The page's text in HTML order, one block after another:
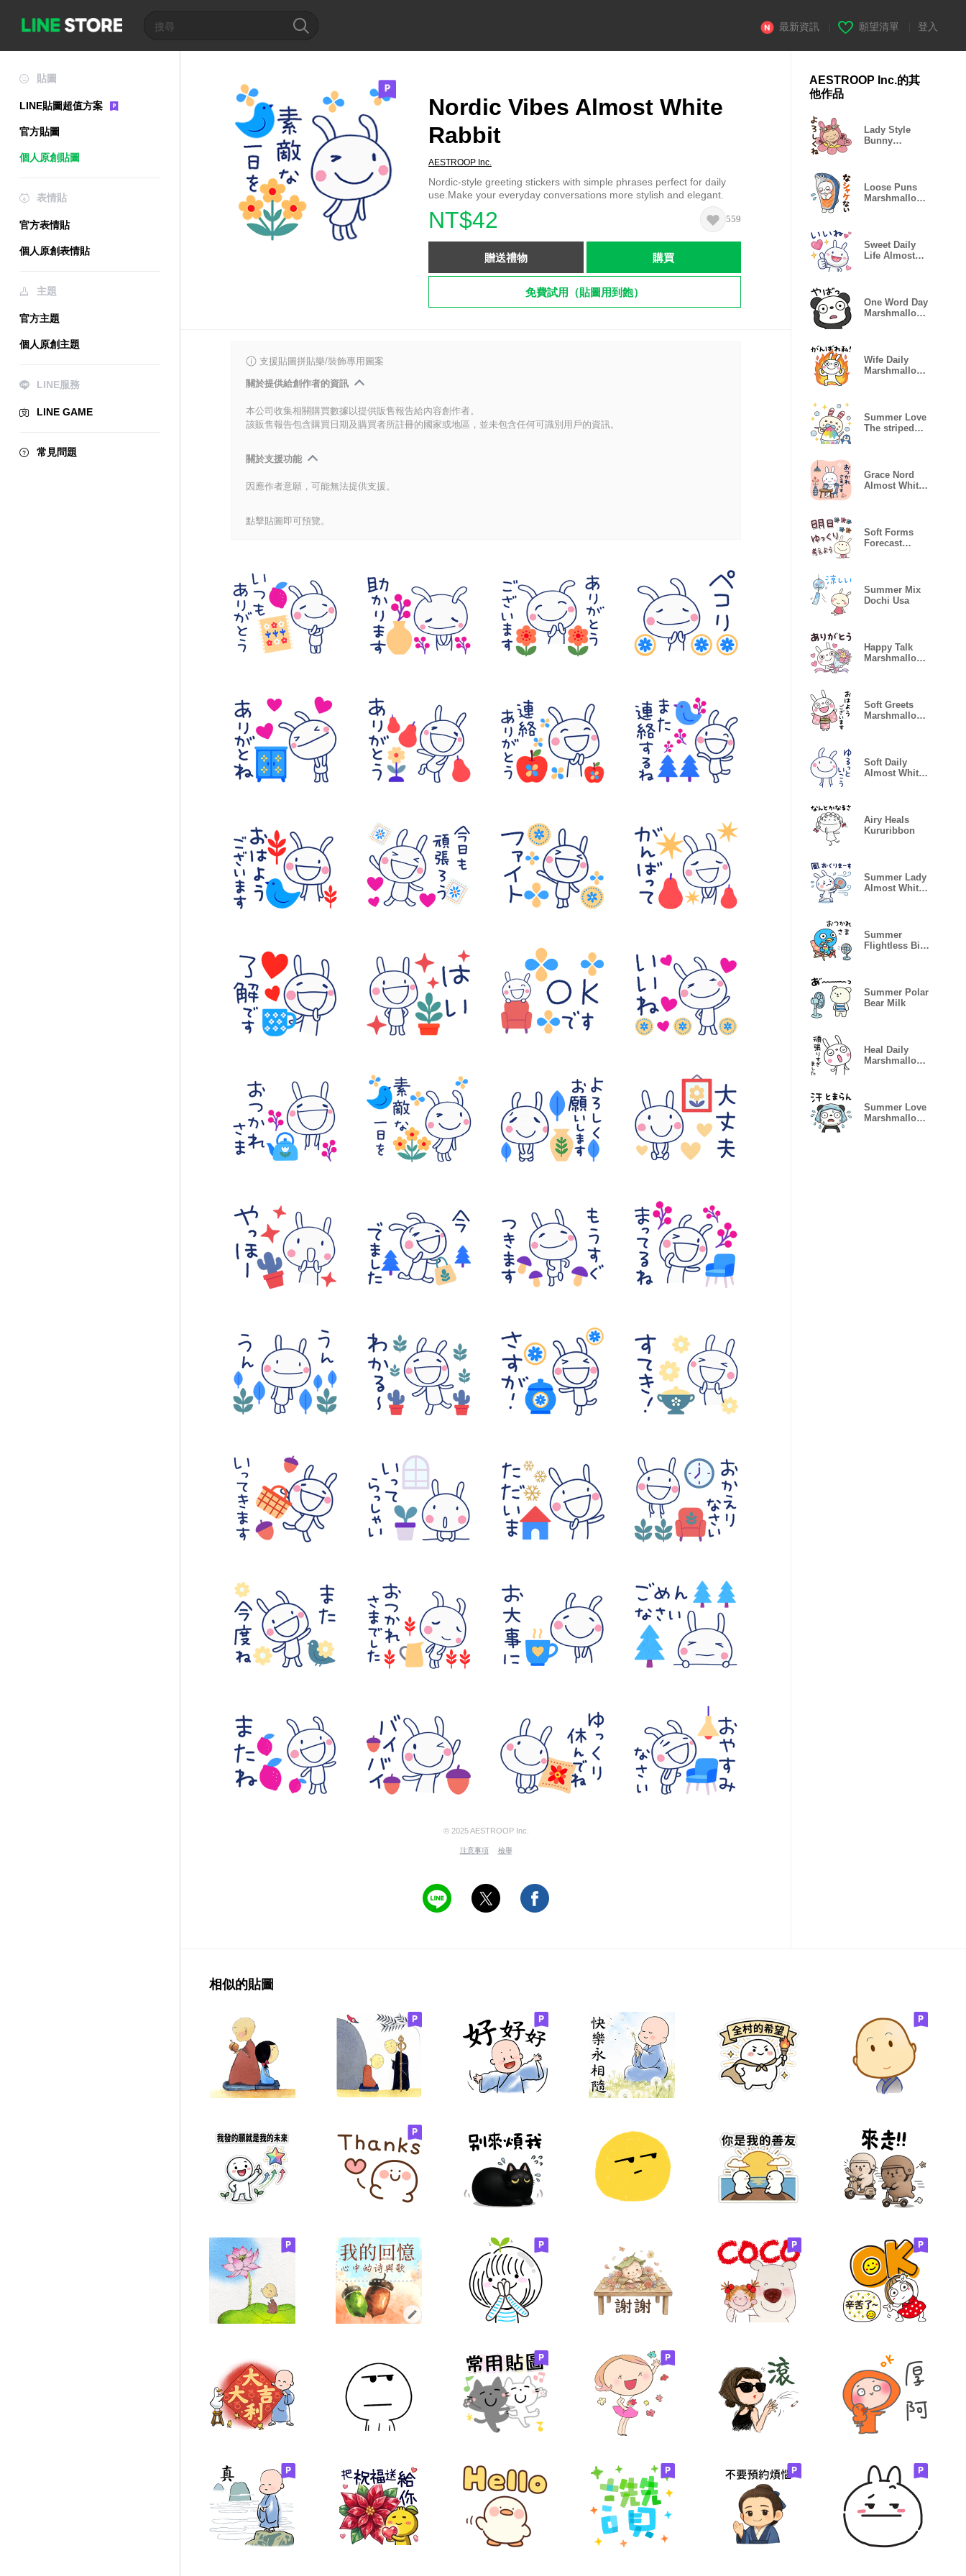
最新資訊 願望清單 登入
貼圖
LINE貼圖超值方案
官方貼圖
個人原創貼圖
表情貼
官方表情貼
個人原創表情貼
主題
官方主題
個人原創主題
LINE服務
LINE GAME
常見問題
Nordic Vibes Almost White
Rabbit
AESTROOP Inc.
Nordic-style greeting stickers with simple phrases perfect for daily
use.Make your everyday conversations more stylish and elegant.
NT$42 559
贈送禮物 購買
免費試用（貼圖用到飽）
支援貼圖拼貼樂/裝飾專用圖案
關於提供給創作者的資訊
本公司收集相關購買數據以提供販售報告給內容創作者。
該販售報告包含購買日期及購買者所註冊的國家或地區，並未包含任何可識別用戶的資訊。
關於支援功能
因應作者意願，可能無法提供支援。
點擊貼圖即可預覽。
© 2025 AESTROOP Inc.
注意事項 檢舉
AESTROOP Inc.的其
他作品
Lady Style
Bunny
Loose Puns
Marshmallow
Sweet Daily
Life Almost
One Word Day
Marshmallow
Wife Daily
Marshmallow
Summer Love
The striped
Grace Nord
Almost White
Soft Forms
Forecast
Summer Mix
Dochi Usa
Happy Talk
Marshmallow
Soft Greets
Marshmallow
Soft Daily
Almost White
Airy Heals
Kururibbon
Summer Lady
Almost White
Summer
Flightless Bird
Summer Polar
Bear Milk
Heal Daily
Marshmallow
Summer Love
Marshmallow
相似的貼圖